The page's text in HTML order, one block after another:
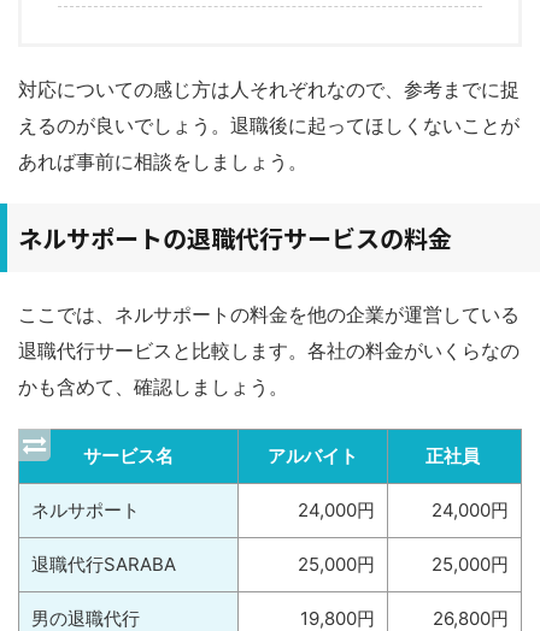
対応についての感じ方は人それぞれなので、参考までに捉
えるのが良いでしょう。退職後に起ってほしくないことが
あれば事前に相談をしましょう。
ネルサポートの退職代行サービスの料金
ここでは、ネルサポートの料金を他の企業が運営している
退職代行サービスと比較します。各社の料金がいくらなの
かも含めて、確認しましょう。
サービス名 アルバイト 正社員
ネルサポート 24,000円 24,000円
退職代行SARABA 25,000円 25,000円
男の退職代行 19,800円 26,800円